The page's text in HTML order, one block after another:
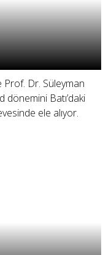
Prof. Dr. Süleyman
dönemini Batı’daki
ele alıyor.